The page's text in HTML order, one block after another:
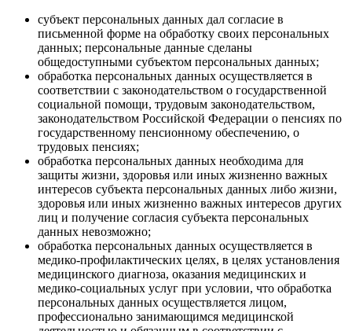
субъект персональных данных дал согласие в
письменной форме на обработку своих персональных
данных; персональные данные сделаны
общедоступными субъектом персональных данных;
обработка персональных данных осуществляется в
соответствии с законодательством о государственной
социальной помощи, трудовым законодательством,
законодательством Российской Федерации о пенсиях по
государственному пенсионному обеспечению, о
трудовых пенсиях;
обработка персональных данных необходима для
защиты жизни, здоровья или иных жизненно важных
интересов субъекта персональных данных либо жизни,
здоровья или иных жизненно важных интересов других
лиц и получение согласия субъекта персональных
данных невозможно;
обработка персональных данных осуществляется в
медико-профилактических целях, в целях установления
медицинского диагноза, оказания медицинских и
медико-социальных услуг при условии, что обработка
персональных данных осуществляется лицом,
профессионально занимающимся медицинской